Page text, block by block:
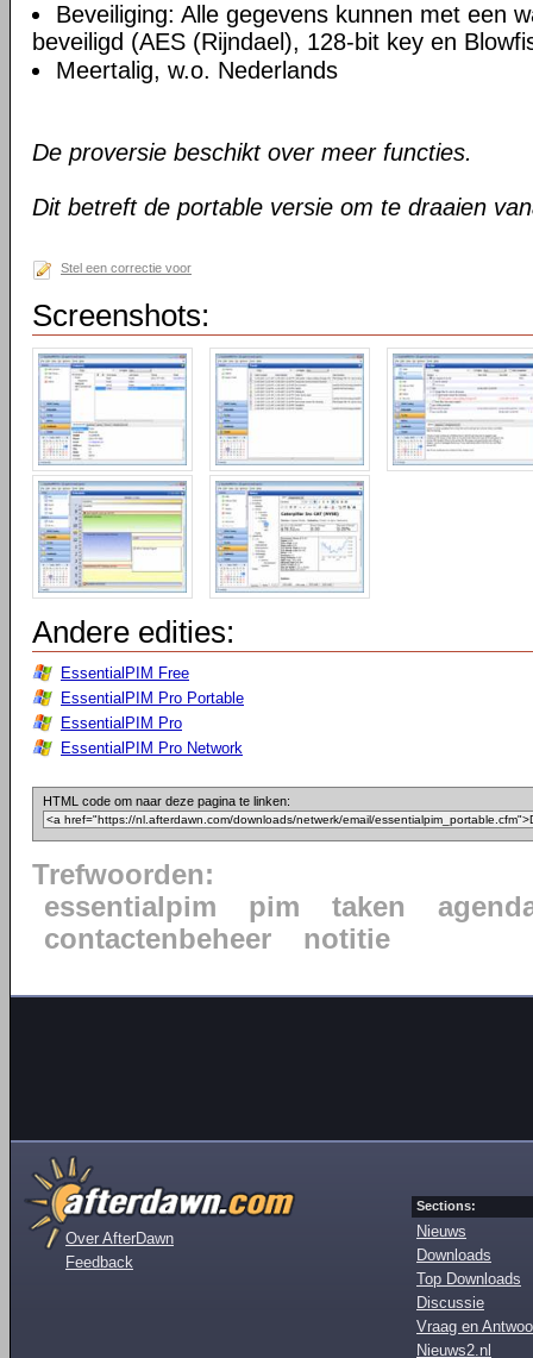
Beveiliging: Alle gegevens kunnen met een
beveiligd (AES (Rijndael), 128-bit key en
Meertalig, w.o. Nederlands
De proversie beschikt over meer functies.
Dit betreft de portable versie om te draaien
Stel een correctie voor
Screenshots:
Andere edities:
EssentialPIM Free
EssentialPIM Pro Portable
EssentialPIM Pro
EssentialPIM Pro Network
HTML code om naar deze pagina te linken:
Trefwoorden:
essentialpim
pim taken
contactenbeheer
notitie
Over AfterDawn
Feedback
Sections:
Nieuws
Downloads
Top Downloads
Discussie
Vraag en
Nieuws2.nl